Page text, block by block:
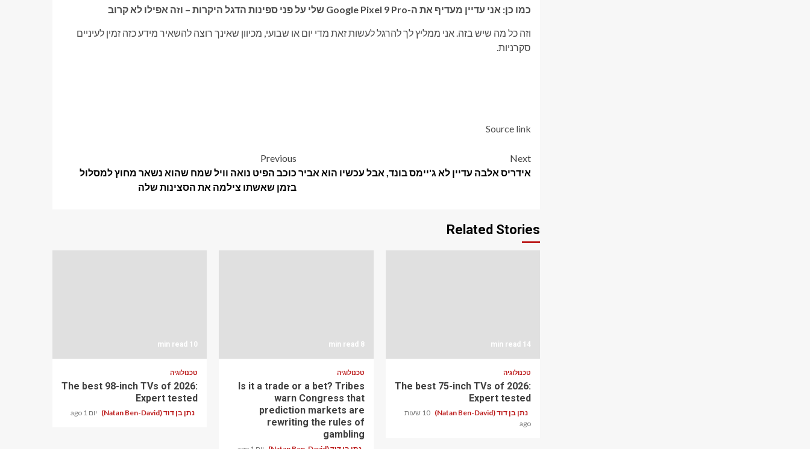
כמו כן: אני עדיין מעדיף את ה-Google Pixel 9 Pro שלי על פני ספינות הדגל היקרות – וזה אפילו לא קרוב
וזה כל מה שיש בזה. אני ממליץ לך להרגל לעשות זאת מדי יום או שבועי, מכיוון שאינך רוצה להשאיר מידע כזה זמין לעיניים
סקרניות.
Source link
Post
Previous
כוכב הפיט נואה וויל שמח שהוא נשאר מחוץ למסלול
בזמן שאשתו צילמה את הסצינות שלה
Next
אידריס אלבה עדיין לא ג'יימס בונד, אבל עכשיו הוא אביר
Related Stories
14 min read
טכנולוגיה
The best 75-inch TVs of 2026:
Expert tested
נתן בן דוד (Natan Ben-David)
10 שעות
ago
8 min read
טכנולוגיה
Is it a trade or a bet? Tribes
warn Congress that
prediction markets are
rewriting the rules of
gambling
10 min read
טכנולוגיה
The best 98-inch TVs of 2026:
Expert tested
נתן בן דוד (Natan Ben-David) יום 1 ago